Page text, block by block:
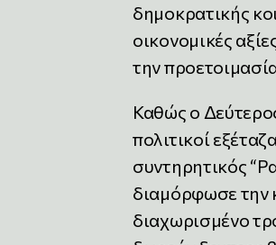
δημοκρατικής
οικονομικές
την
Καθώς ο
πολιτικοί
συντηρητικός
διαμόρφωσε την
διαχωρισμένο